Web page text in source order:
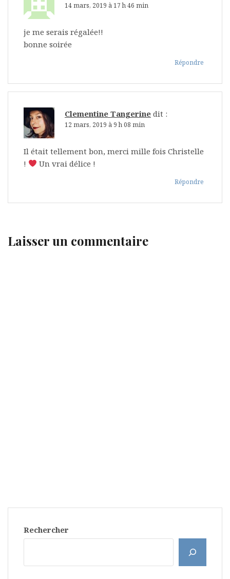
14 mars, 2019 à 17 h 46 min
je me serais régalée!!
bonne soirée
Répondre
Clementine Tangerine dit :
12 mars, 2019 à 9 h 08 min
Il était tellement bon, merci mille fois Christelle
!
Un vrai délice !
Répondre
Laisser un commentaire
Rechercher